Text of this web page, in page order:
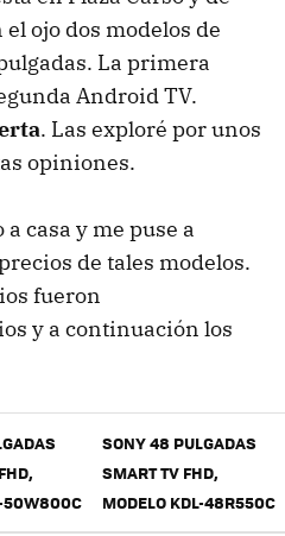
ojo dos modelos de
La primera
Android TV.
. Las exploré por unos
opiniones.
casa y me puse a
de tales modelos.
fueron
y a continuación los
50W800C
SONY 48 PULGADAS
SMART TV FHD,
MODELO KDL-48R550C